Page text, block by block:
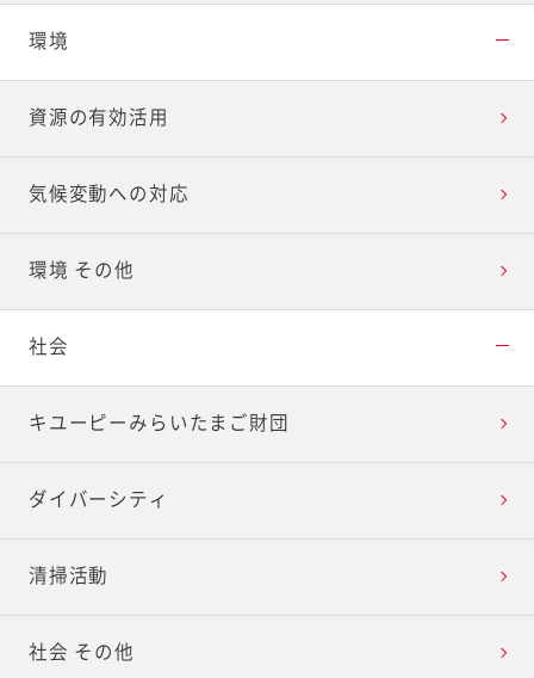
環境
資源の有効活用
気候変動への対応
環境 その他
社会
キユーピーみらいたまご財団
ダイバーシティ
清掃活動
社会 その他